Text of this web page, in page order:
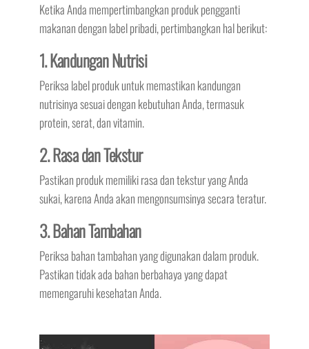
Ketika Anda mempertimbangkan produk pengganti
makanan dengan label pribadi, pertimbangkan hal berikut:
1. Kandungan Nutrisi
Periksa label produk untuk memastikan kandungan
nutrisinya sesuai dengan kebutuhan Anda, termasuk
protein, serat, dan vitamin.
2. Rasa dan Tekstur
Pastikan produk memiliki rasa dan tekstur yang Anda
sukai, karena Anda akan mengonsumsinya secara teratur.
3. Bahan Tambahan
Periksa bahan tambahan yang digunakan dalam produk.
Pastikan tidak ada bahan berbahaya yang dapat
memengaruhi kesehatan Anda.